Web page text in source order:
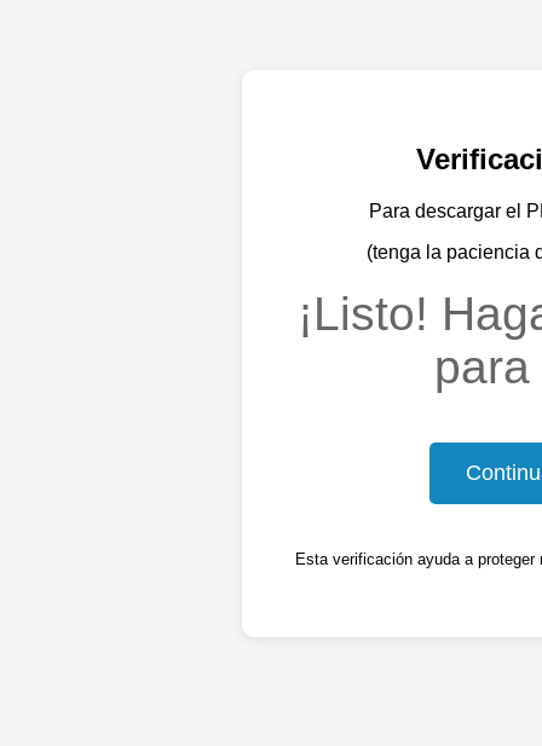
Para descargar el
(tenga la paciencia
¡Listo!
Esta verificación ayuda a